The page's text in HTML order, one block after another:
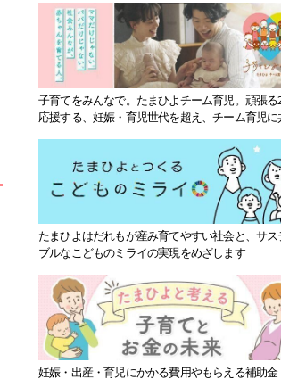
子育てをみんなで。たまひよチーム育児。頑張る
応援する、妊娠・育児世代を超え、チーム育児に
たまひよはだれもが産み育てやすい社会と、サス
ブルなこどものミライの実現をめざします
妊娠・出産・育児にかかる費用やもらえる補助金